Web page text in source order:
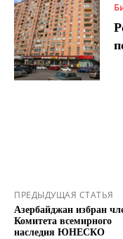
ПРЕДЫДУЩАЯ СТАТЬЯ
Азербайджан избран
Комитета всемирного
наследия ЮНЕСКО